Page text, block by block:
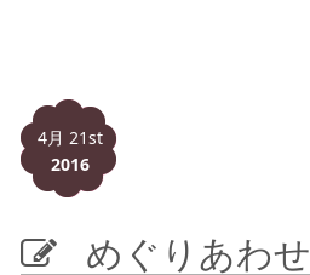
4月 21st
2016
めぐりあわせ